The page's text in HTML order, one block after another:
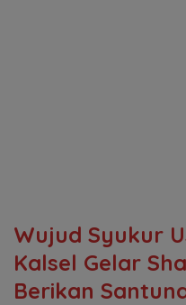
Wujud Syukur
Kalsel Gelar
Berikan